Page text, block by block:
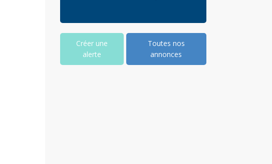
Créer une
alerte
Toutes nos
annonces